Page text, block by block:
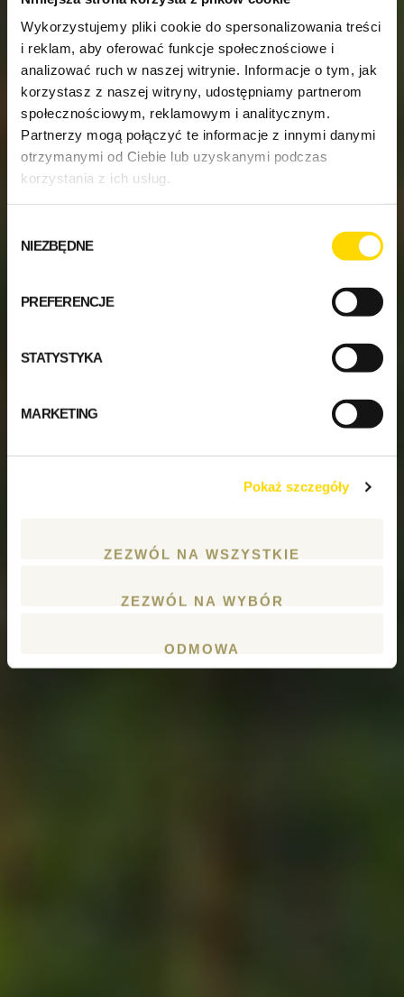
Wykorzystujemy pliki cookie do spersonalizowania treści
i reklam, aby oferować funkcje społecznościowe i
analizować ruch w naszej witrynie. Informacje o tym, jak
korzystasz z naszej witryny, udostępniamy partnerom
społecznościowym, reklamowym i analitycznym.
Partnerzy mogą połączyć te informacje z innymi danymi
otrzymanymi od Ciebie lub uzyskanymi podczas
korzystania z ich usług.
zgody
NIEZBĘDNE
PREFERENCJE
STATYSTYKA
MARKETING
Pokaż szczegóły
ZEZWÓL NA WSZYSTKIE
ZEZWÓL NA WYBÓR
ODMOWA